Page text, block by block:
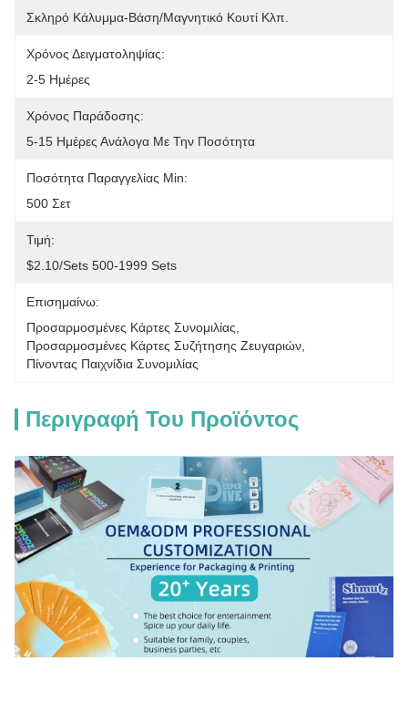
Σκληρό Κάλυμμα-Βάση/μαγνητικό Κουτί Κλπ.
Χρόνος Δειγματοληψίας:
2-5 Ημέρες
Χρόνος Παράδοσης:
5-15 Ημέρες Ανάλογα Με Την Ποσότητα
Ποσότητα Παραγγελίας Min:
500 Σετ
Τιμή:
$2.10/sets 500-1999 Sets
Επισημαίνω:
Προσαρμοσμένες Κάρτες Συνομιλίας
Προσαρμοσμένες Κάρτες Συζήτησης Ζευγαριών
Πίνοντας Παιχνίδια Συνομιλίας
Περιγραφή Του Προϊόντος